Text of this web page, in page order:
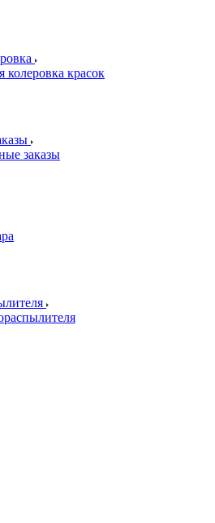
колеровка красок
заказы